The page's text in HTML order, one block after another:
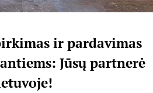
ir pardavimas
Jūsų partnerė